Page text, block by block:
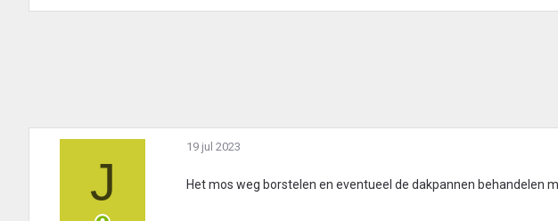
J
19 jul 2023
Het mos weg borstelen en eventueel de dakpannen behandelen